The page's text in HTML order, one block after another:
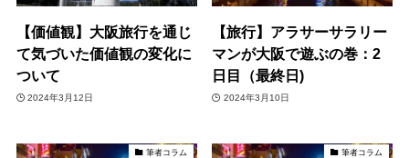
【価値観】大阪旅行を通じ
て気づいた価値観の変化に
ついて
2024年3月12日
【旅行】アラサーサラリー
マンが大阪で遊ぶの巻：2
日目（最終日)
2024年3月10日
筆者コラム 筆者コラム